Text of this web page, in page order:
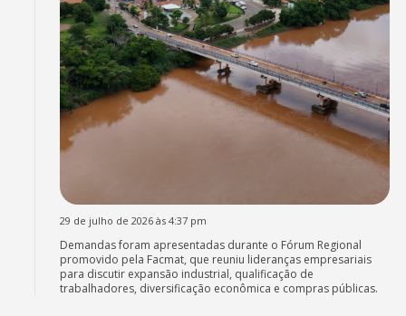
29 de julho de 2026 às 4:37 pm
Demandas foram apresentadas durante o Fórum Regional
promovido pela Facmat, que reuniu lideranças empresariais
para discutir expansão industrial, qualificação de
trabalhadores, diversificação econômica e compras públicas.